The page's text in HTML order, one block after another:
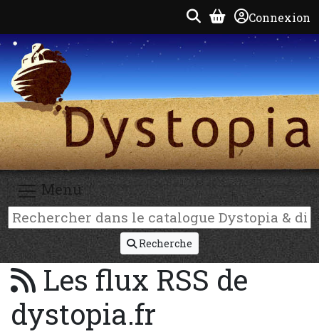
Connexion
Menu
Recherche
Les flux RSS de
dystopia.fr